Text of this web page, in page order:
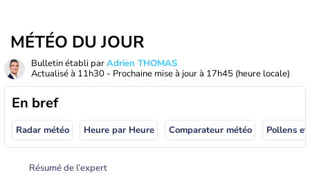
MÉTÉO DU JOUR
Bulletin établi parAdrien THOMAS
Actualisé à 11h30 - Prochaine mise à jour à 17h45 (heure locale)
En bref
Radar météo Heure par Heure Comparateur météo Pollens
Résumé de l’expert